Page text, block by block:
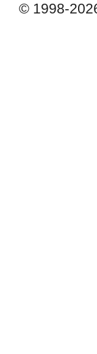
© 1998-